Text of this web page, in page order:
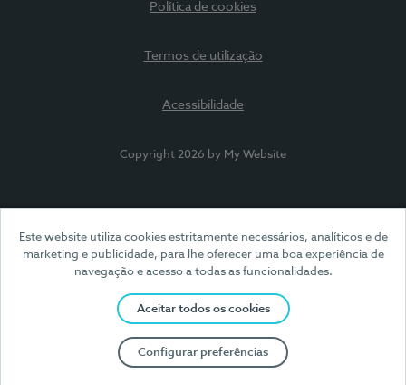
Este website utiliza cookies estritamente necessários, analíticos e de
marketing e publicidade, para lhe oferecer uma boa experiência de
navegação e acesso a todas as funcionalidades.
Aceitar todos os cookies
Configurar preferências
Política de cookies
Termos de utilização
Acessibilidade
Copyright 2026 by My Website